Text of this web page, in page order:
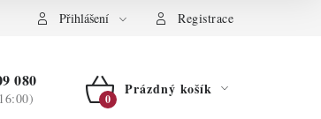
údajů Přihlášení Registrace
080
NÁKUPNÍ
Prázdný košík